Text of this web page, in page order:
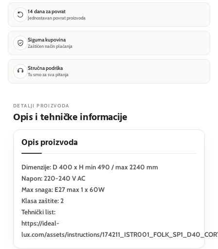
14 dana za povrat
Jednostavan povrat proizvoda
Sigurna kupovina
Zaštićen način plaćanja
Stručna podrška
Tu smo za sva pitanja
DETALJI PROIZVODA
Opis i tehničke informacije
Opis proizvoda
Dimenzije: D 400 x H min 490 / max 2240 mm
Napon: 220-240 V AC
Max snaga: E27 max 1 x 60W
Klasa zaštite: 2
Tehnički list:
https://ideal-
lux.com/assets/instructions/